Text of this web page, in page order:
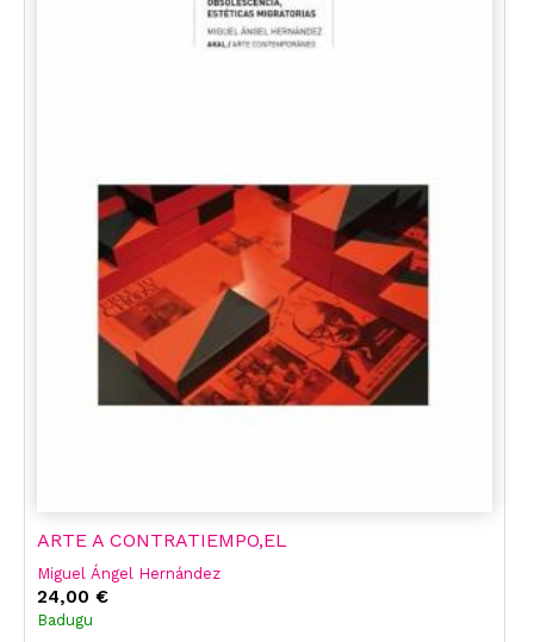
ARTE A CONTRATIEMPO,EL
Miguel Ángel Hernández
24,00 €
Badugu